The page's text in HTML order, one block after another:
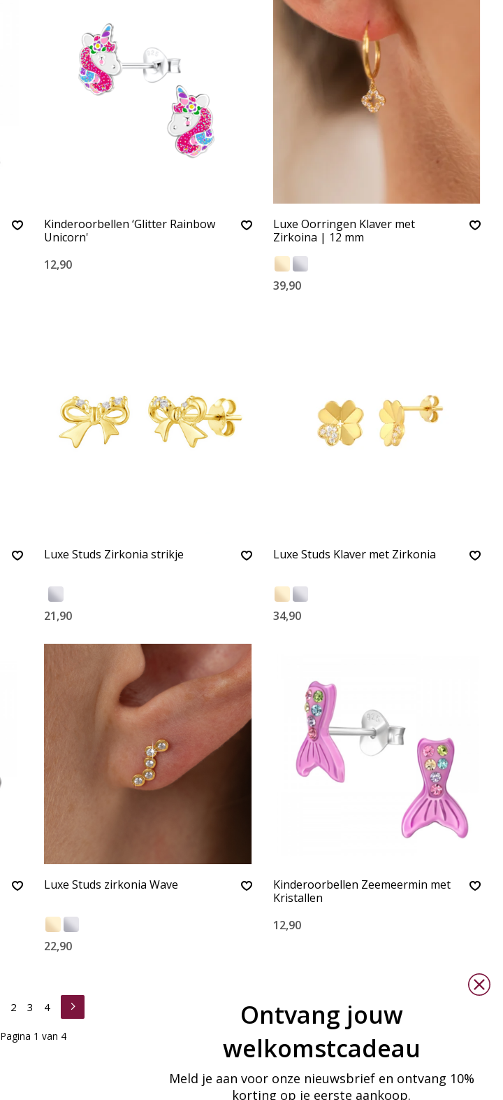
Kinderoorbellen ‘Glitter Rainbow
Unicorn'
12,90
Luxe Oorringen Klaver met
Zirkoina | 12 mm
39,90
Luxe Studs Zirkonia strikje
21,90
Luxe Studs Klaver met Zirkonia
34,90
Luxe Studs zirkonia Wave
22,90
Kinderoorbellen Zeemeermin met
Kristallen
12,90
2 3 4
Pagina 1 van 4
Ontvang jouw
welkomstcadeau
Meld je aan voor onze nieuwsbrief en ontvang 10%
korting op je eerste aankoop.